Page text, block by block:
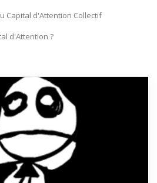
Capital d'Attention Collectif
d'Attention ?